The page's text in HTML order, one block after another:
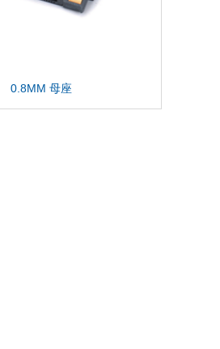
0.8MM 母座